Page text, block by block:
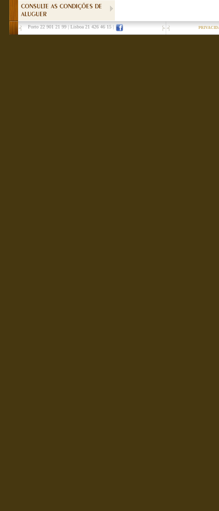
CONSULTE AS CONDIÇÕES DE
ALUGUER
Porto 22 901 21 99 Lisboa 21 426 46 15